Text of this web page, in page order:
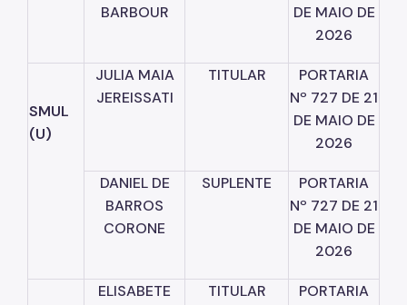
BARBOUR
DE MAIO DE
2026
SMUL
(U)
JULIA MAIA
JEREISSATI
TITULAR
PORTARIA
Nº 727 DE 21
DE MAIO DE
2026
DANIEL DE
BARROS
CORONE
SUPLENTE
PORTARIA
Nº 727 DE 21
DE MAIO DE
2026
ELISABETE
TITULAR
PORTARIA